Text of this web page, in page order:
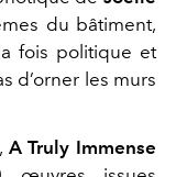
du bâtiment,
fois politique et
d’orner les murs
A Truly Immense